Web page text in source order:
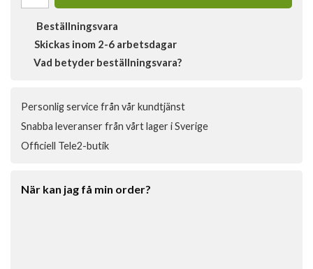
Beställningsvara
Skickas inom 2-6 arbetsdagar
Vad betyder beställningsvara?
Personlig service från vår kundtjänst
Snabba leveranser från vårt lager i Sverige
Officiell Tele2-butik
När kan jag få min order?